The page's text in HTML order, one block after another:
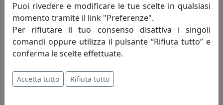
APPLIQUE D.030 COLLEZIONE COUNTRY C1440 ROSSO
Ferroluce
Puoi rivedere e modificare le tue scelte in qualsiasi
momento tramite il link "Preferenze".
Per rifiutare il tuo consenso disattiva i singoli
comandi oppure utilizza il pulsante “Rifiuta tutto” e
conferma le scelte effettuate.
Accetta tutto Rifiuta tutto